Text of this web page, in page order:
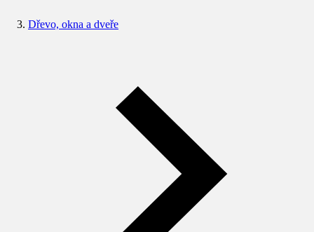
Dřevo, okna a dveře